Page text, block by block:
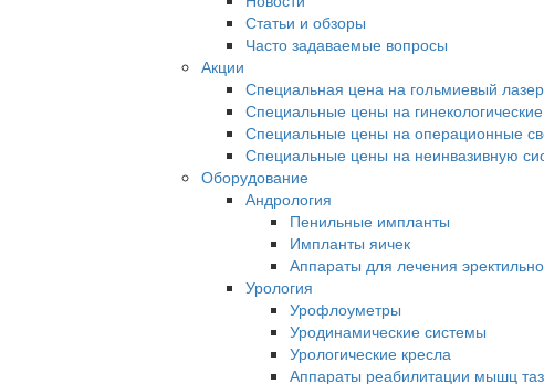
Статьи и обзоры
Часто задаваемые вопросы
Акции
Специальная цена на гольмиевый
Специальные цены на
Специальные цены на операционные
Специальные цены на неинвазивную
Оборудование
Андрология
Пенильные импланты
Импланты яичек
Аппараты для лечения
Урология
Урофлоуметры
Уродинамические системы
Урологические кресла
Аппараты реабилитации мышц